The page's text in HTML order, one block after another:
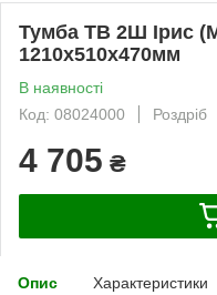
Тумба ТВ 2Ш Ірис
1210х510х470мм
В наявності
Код: 08024000
Роздріб
4 705 ₴
Опис Характеристики